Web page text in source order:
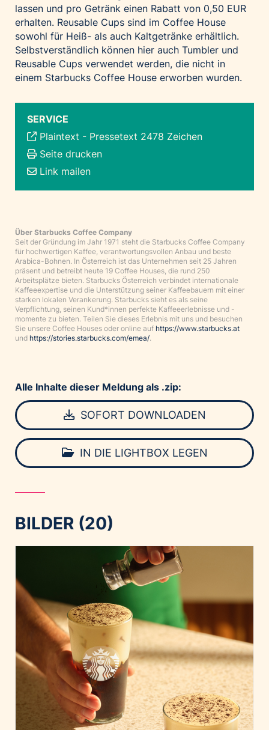
lassen und pro Getränk einen Rabatt von 0,50 EUR
erhalten. Reusable Cups sind im Coffee House
sowohl für Heiß- als auch Kaltgetränke erhältlich.
Selbstverständlich können hier auch Tumbler und
Reusable Cups verwendet werden, die nicht in
einem Starbucks Coffee House erworben wurden.
SERVICE
Plaintext - Pressetext 2478 Zeichen
Seite drucken
Link mailen
Über Starbucks Coffee Company
Seit der Gründung im Jahr 1971 steht die Starbucks Coffee Company
für hochwertigen Kaffee, verantwortungsvollen Anbau und beste
Arabica-Bohnen. In Österreich ist das Unternehmen seit 25 Jahren
präsent und betreibt heute 19 Coffee Houses, die rund 250
Arbeitsplätze bieten. Starbucks Österreich verbindet internationale
Kaffeeexpertise und die Unterstützung seiner Kaffeebauern mit einer
starken lokalen Verankerung. Starbucks sieht es als seine
Verpflichtung, seinen Kund*innen perfekte Kaffeeerlebnisse und -
momente zu bieten. Teilen Sie dieses Erlebnis mit uns und besuchen
Sie unsere Coffee Houses oder online auf https://www.starbucks.at
und https://stories.starbucks.com/emea/.
Alle Inhalte dieser Meldung als .zip:
SOFORT DOWNLOADEN
IN DIE LIGHTBOX LEGEN
BILDER (20)